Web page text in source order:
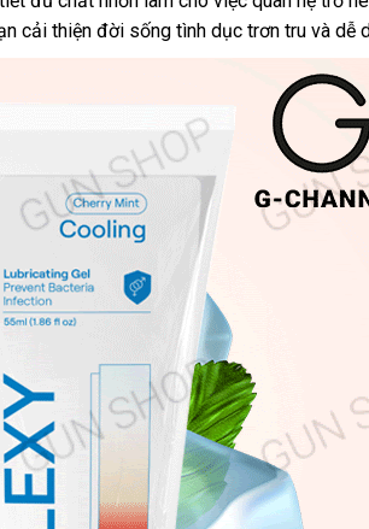
cải thiện đời sống tình dục trơn tru phụ
kiện
và dễ